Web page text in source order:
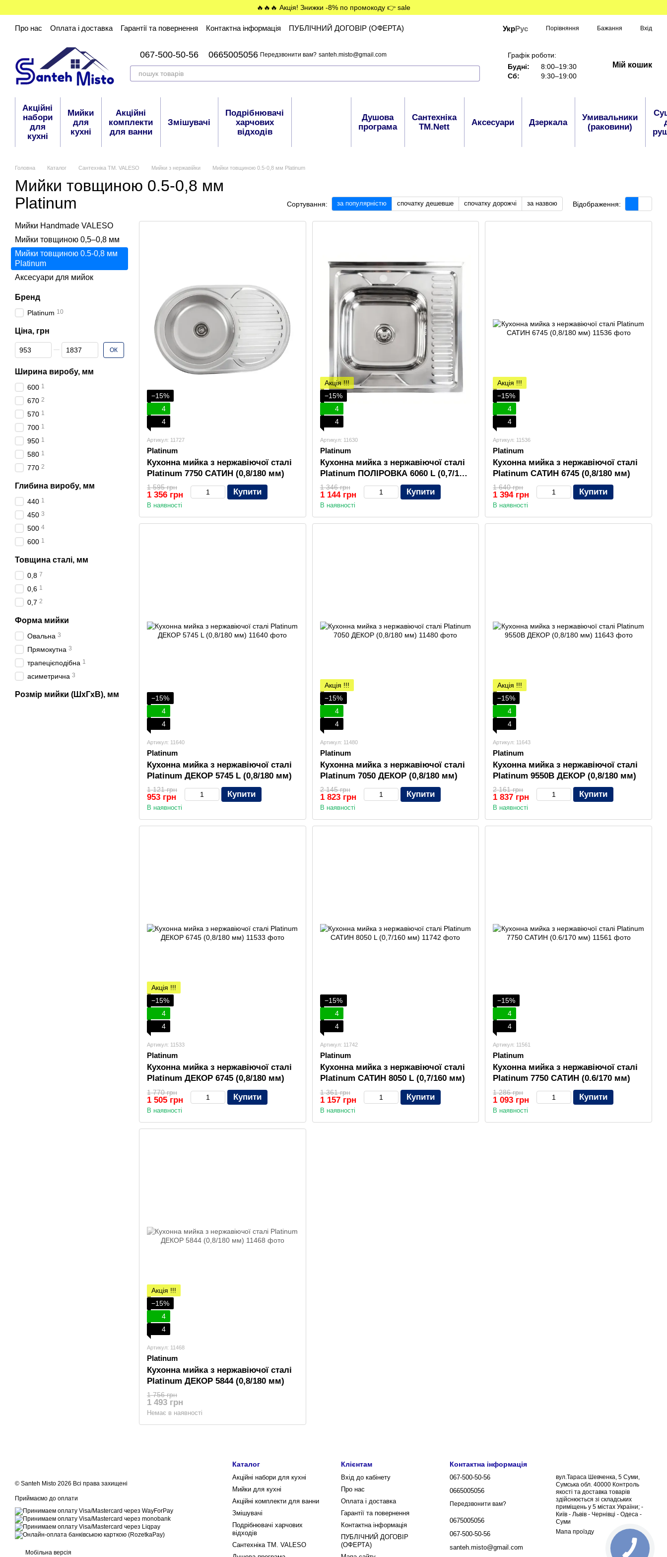
🔥🔥🔥 Акція! Знижки -8% по промокоду 👉 sale
Про нас Оплата і доставка Гарантії та повернення Контактна інформація ПУБЛІЧНИЙ ДОГОВІР (ОФЕРТА) УкрРус Порівняння Бажання Вхід
067-500-50-56 0665005056 Передзвонити вам? santeh.misto@gmail.com
Графік роботи:
Будні:
8:00–19:30
Сб:
9:30–19:00
Мій кошик
Акційні
набори
для
кухні
Мийки
для
кухні
Акційні
комплекти
для ванни
Змішувачі
Подрібнювачі
харчових
відходів
Душова
програма
Сантехніка
ТМ.Nett
Аксесуари Дзеркала
Умивальники
(раковини)
Головна Каталог Сантехніка ТМ. VALESO Мийки з нержавійки Мийки товщиною 0.5-0,8 мм Platinum
Мийки товщиною 0.5-0,8 мм
Platinum
Сортування: за популярністю спочатку дешевше спочатку дорожчі за назвою Відображення:
−15%
4
4
Артикул: 11727
Platinum
Кухонна мийка з нержавіючої сталі
Platinum 7750 САТИН (0,8/180 мм)
1 595 грн
1 356 грн Купити
В наявності
Акція !!!
−15%
4
4
Артикул: 11630
Platinum
Кухонна мийка з нержавіючої сталі
Platinum ПОЛІРОВКА 6060 L (0,7/160
мм)
1 346 грн
1 144 грн Купити
В наявності
Акція !!!
−15%
4
4
Артикул: 11536
Platinum
Кухонна мийка з нержавіючої сталі
Platinum САТИН 6745 (0,8/180 мм)
1 640 грн
1 394 грн Купити
В наявності
−15%
4
4
Артикул: 11640
Platinum
Кухонна мийка з нержавіючої сталі
Platinum ДЕКОР 5745 L (0,8/180 мм)
1 121 грн
953 грн Купити
В наявності
Акція !!!
−15%
4
4
Артикул: 11480
Platinum
Кухонна мийка з нержавіючої сталі
Platinum 7050 ДЕКОР (0,8/180 мм)
2 145 грн
1 823 грн Купити
В наявності
Акція !!!
−15%
4
4
Артикул: 11643
Platinum
Кухонна мийка з нержавіючої сталі
Platinum 9550В ДЕКОР (0,8/180 мм)
2 161 грн
1 837 грн Купити
В наявності
Акція !!!
−15%
4
4
Артикул: 11533
Platinum
Кухонна мийка з нержавіючої сталі
Platinum ДЕКОР 6745 (0,8/180 мм)
1 770 грн
1 505 грн Купити
В наявності
−15%
4
4
Артикул: 11742
Platinum
Кухонна мийка з нержавіючої сталі
Platinum САТИН 8050 L (0,7/160 мм)
1 361 грн
1 157 грн Купити
В наявності
−15%
4
4
Артикул: 11561
Platinum
Кухонна мийка з нержавіючої сталі
Platinum 7750 САТИН (0.6/170 мм)
1 286 грн
1 093 грн Купити
В наявності
Акція !!!
−15%
4
4
Артикул: 11468
Platinum
Кухонна мийка з нержавіючої сталі
Platinum ДЕКОР 5844 (0,8/180 мм)
1 756 грн
1 493 грн
Немає в наявності
Мийки Handmade VALESO
Мийки товщиною 0,5–0,8 мм
Мийки товщиною 0.5-0,8 мм
Platinum
Аксесуари для мийок
Бренд
Platinum 10
Ціна, грн
Від Ціна, грн
До Ціна, грн ОК
Ширина виробу, мм
600 1
670 2
570 1
700 1
950 1
580 1
770 2
Глибина виробу, мм
440 1
450 3
500 4
600 1
Товщина сталі, мм
0,8 7
0,6 1
0,7 2
Форма мийки
Овальна 3
Прямокутна 3
трапецієподібна 1
асиметрична 3
Розмір мийки (ШхГхВ), мм
© Santeh Misto 2026 Всі права захищені
Приймаємо до оплати
Мобільна версія
Каталог
Акційні набори для кухні
Мийки для кухні
Акційні комплекти для ванни
Змішувачі
Подрібнювачі харчових
відходів
Сантехніка ТМ. VALESO
Клієнтам
Вхід до кабінету
Про нас
Оплата і доставка
Гарантії та повернення
Контактна інформація
ПУБЛІЧНИЙ ДОГОВІР
(ОФЕРТА)
Контактна інформація
067-500-50-56
0665005056
Передзвонити вам?
0675005056
067-500-50-56
santeh.misto@gmail.com
вул.Тараса Шевченка, 5 Суми,
Сумська обл. 40000 Контроль
якості та доставка товарів
здійснюється зі складських
приміщень у 5 містах України; -
Київ - Львів - Чернівці - Одеса -
Суми
Мапа проїзду